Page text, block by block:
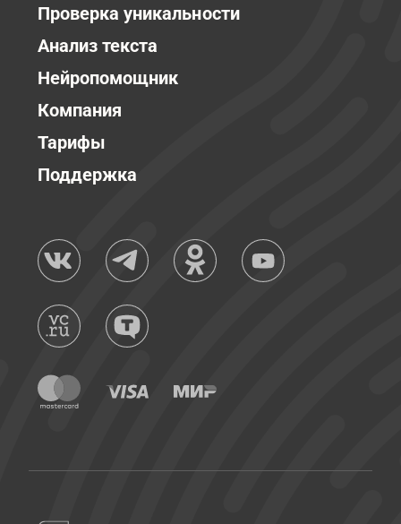
Проверка уникальности
Анализ текста
Нейропомощник
Компания
Тарифы
Поддержка